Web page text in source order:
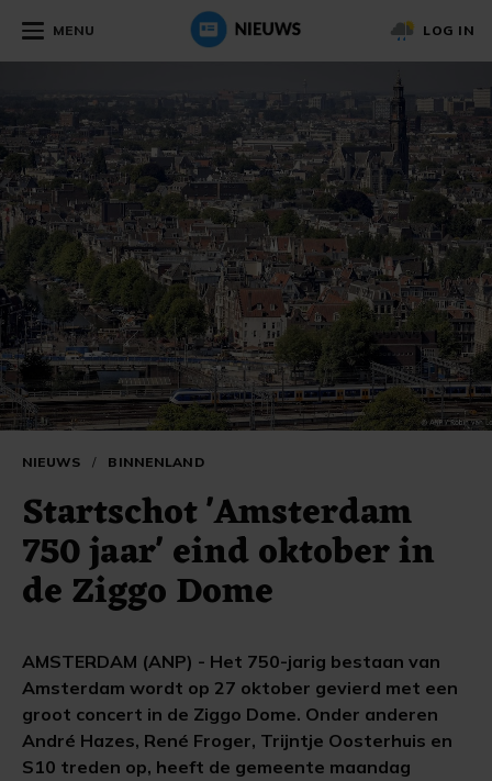
MENU LOG IN
NIEUWS / BINNENLAND
Startschot 'Amsterdam
750 jaar' eind oktober in
de Ziggo Dome
AMSTERDAM (ANP) - Het 750-jarig bestaan van
Amsterdam wordt op 27 oktober gevierd met een
groot concert in de Ziggo Dome. Onder anderen
André Hazes, René Froger, Trijntje Oosterhuis en
S10 treden op, heeft de gemeente maandag